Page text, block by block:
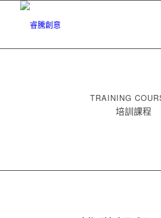
TRAINING
培訓課程